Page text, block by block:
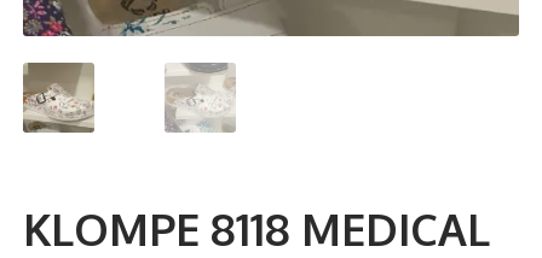
KLOMPE 8118 MEDICAL